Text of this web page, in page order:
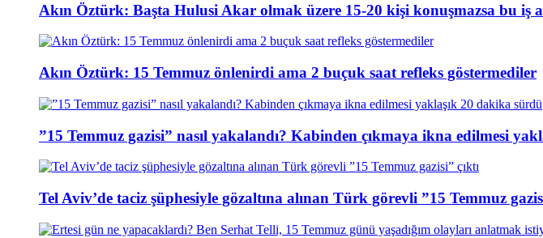
Akın Öztürk: Başta Hulusi Akar olmak üzere 15-20 kişi konuşmazsa bu iş
Akın Öztürk: 15 Temmuz önlenirdi ama 2 buçuk saat refleks göstermediler
”15 Temmuz gazisi” nasıl yakalandı? Kabinden çıkmaya ikna edilmesi
Tel Aviv’de taciz şüphesiyle gözaltına alınan Türk görevli ”15 Temmuz